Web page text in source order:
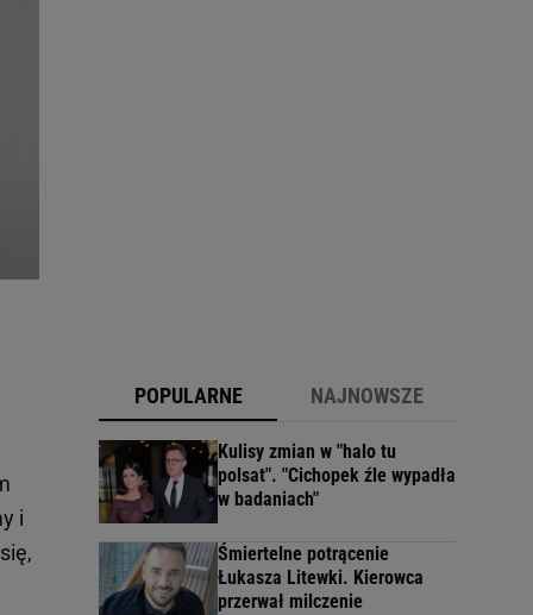
i
POPULARNE NAJNOWSZE
Kulisy zmian w "halo tu
polsat". "Cichopek źle wypadła
w badaniach"
Śmiertelne potrącenie
Łukasza Litewki. Kierowca
przerwał milczenie